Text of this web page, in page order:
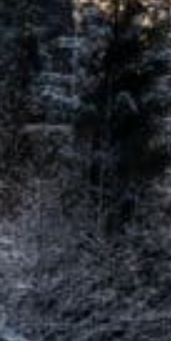
Rogaland